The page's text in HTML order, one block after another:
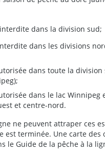
dans la division sud;
dans les divisions
dans toute la division
dans le lac Winnipeg
et centre-nord.
ne peuvent attraper ces
est terminée. Une carte des
le Guide de la pêche à la